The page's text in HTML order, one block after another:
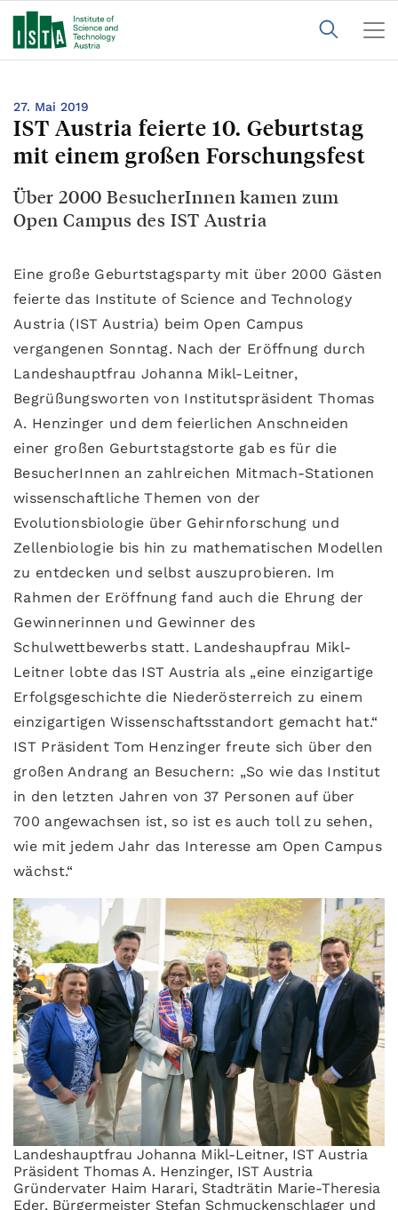
27. Mai 2019
IST Austria feierte 10. Geburtstag
mit einem großen Forschungsfest
Über 2000 BesucherInnen kamen zum
Open Campus des IST Austria
Eine große Geburtstagsparty mit über 2000 Gästen
feierte das Institute of Science and Technology
Austria (IST Austria) beim Open Campus
vergangenen Sonntag. Nach der Eröffnung durch
Landeshauptfrau Johanna Mikl-Leitner,
Begrüßungsworten von Institutspräsident Thomas
A. Henzinger und dem feierlichen Anschneiden
einer großen Geburtstagstorte gab es für die
BesucherInnen an zahlreichen Mitmach-Stationen
wissenschaftliche Themen von der
Evolutionsbiologie über Gehirnforschung und
Zellenbiologie bis hin zu mathematischen Modellen
zu entdecken und selbst auszuprobieren. Im
Rahmen der Eröffnung fand auch die Ehrung der
Gewinnerinnen und Gewinner des
Schulwettbewerbs statt. Landeshaupfrau Mikl-
Leitner lobte das IST Austria als „eine einzigartige
Erfolgsgeschichte die Niederösterreich zu einem
einzigartigen Wissenschaftsstandort gemacht hat.“
IST Präsident Tom Henzinger freute sich über den
großen Andrang an Besuchern: „So wie das Institut
in den letzten Jahren von 37 Personen auf über
700 angewachsen ist, so ist es auch toll zu sehen,
wie mit jedem Jahr das Interesse am Open Campus
wächst.“
Landeshauptfrau Johanna Mikl-Leitner, IST Austria
Präsident Thomas A. Henzinger, IST Austria
Gründervater Haim Harari, Stadträtin Marie-Theresia
Eder, Bürgermeister Stefan Schmuckenschlager und